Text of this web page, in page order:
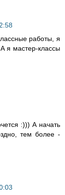
работы, я
я мастер-классы
:))) А начать
тем более -